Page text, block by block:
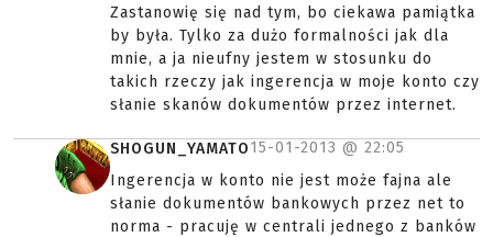
Zastanowię się nad tym, bo ciekawa pamiątka
by była. Tylko za dużo formalności jak dla
mnie, a ja nieufny jestem w stosunku do
takich rzeczy jak ingerencja w moje konto czy
słanie skanów dokumentów przez internet.
SHOGUN_YAMATO15-01-2013 @ 22:05
Ingerencja w konto nie jest może fajna ale
słanie dokumentów bankowych przez net to
norma - pracuję w centrali jednego z banków